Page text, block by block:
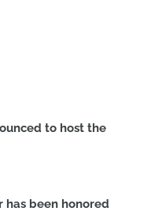
to host the
has been honored